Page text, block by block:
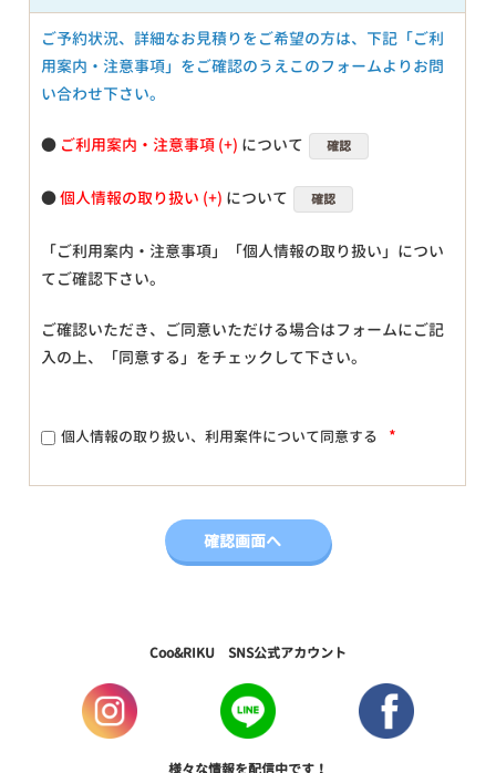
ご予約状況、詳細なお見積りをご希望の方は、下記「ご利
用案内・注意事項」をご確認のうえこのフォームよりお問
い合わせ下さい。
● ご利用案内・注意事項 について 確認
●個人情報の取り扱い について 確認
「ご利用案内・注意事項」「個人情報の取り扱い」につい
てご確認下さい。
ご確認いただき、ご同意いただける場合はフォームにご記
入の上、「同意する」をチェックして下さい。
個人情報の取り扱い、利用案件について同意する *
Coo&RIKU SNS公式アカウント
様々な情報を配信中です！